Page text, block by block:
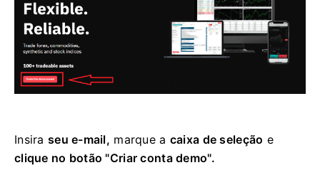
Insira seu e-mail, marque a caixa de seleção e
clique no botão "Criar conta demo".